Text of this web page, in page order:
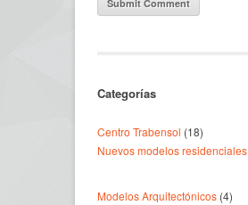
Categorías
Centro Trabensol (18)
Nuevos modelos residenciales
Modelos Arquitectónicos (4)